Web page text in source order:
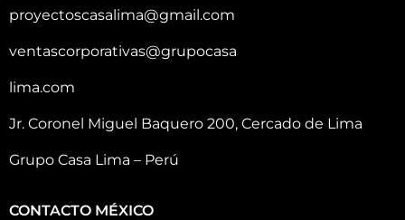
proyectoscasalima@gmail.com
ventascorporativas@grupocasa
lima.com
Jr. Coronel Miguel Baquero 200, Cercado de Lima
Grupo Casa Lima – Perú
CONTACTO MÉXICO